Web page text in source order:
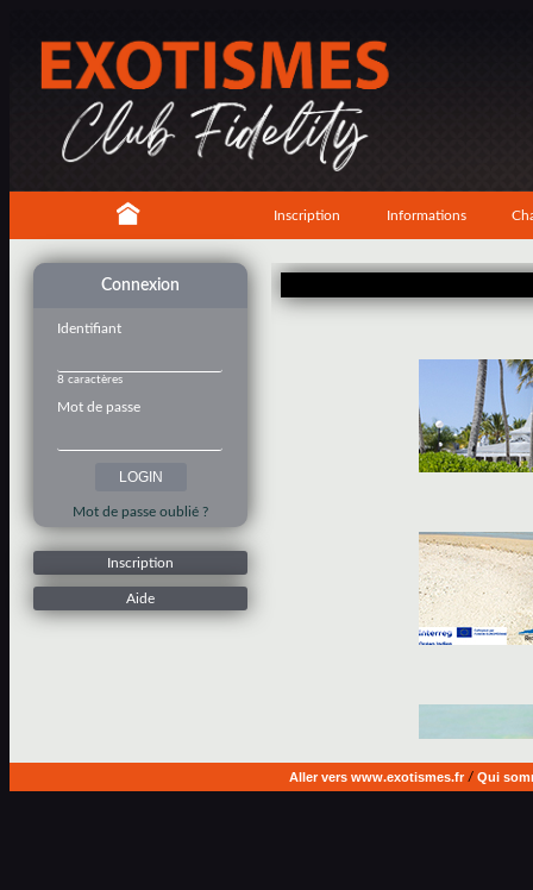
Inscription Informations
Connexion
Identifiant
8 caractères
Mot de passe
Mot de passe oublié ?
Inscription
Aide
Aller vers www.exotismes.fr/ Qui